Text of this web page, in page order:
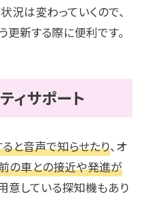
は変わっていくので、
新する際に便利です。
ィサポート
と音声で知らせたり、オ
の車との接近や発進が
意している探知機もあり